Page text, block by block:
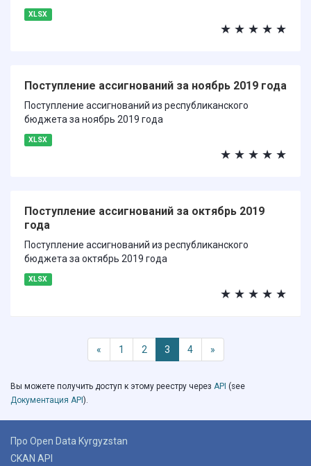
XLSX
★ ★ ★ ★ ★
Поступление ассигнований за ноябрь 2019 года
Поступление ассигнований из республиканского
бюджета за ноябрь 2019 года
XLSX
★ ★ ★ ★ ★
Поступление ассигнований за октябрь 2019
года
Поступление ассигнований из республиканского
бюджета за октябрь 2019 года
XLSX
★ ★ ★ ★ ★
« 1 2 3 4 »
Вы можете получить доступ к этому реестру через API (see
Документация API ).
Про Open Data Kyrgyzstan
CKAN API